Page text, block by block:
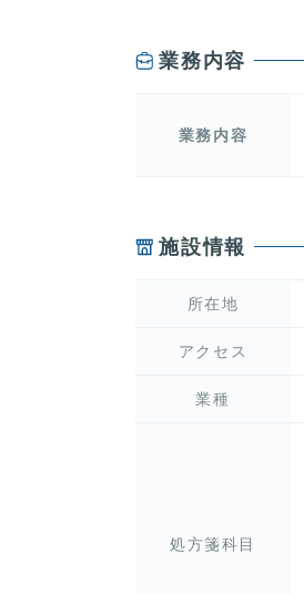
業務内容
業務内容
施設情報
所在地
アクセス
業種
処方箋科目